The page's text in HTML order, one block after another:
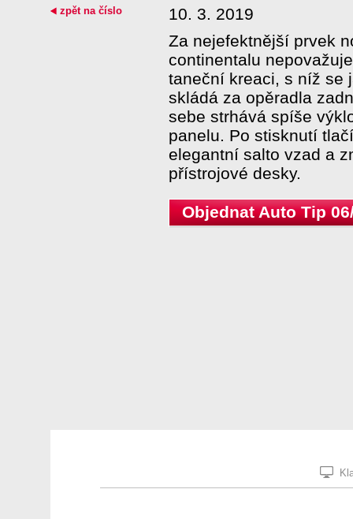
10. 3. 2019
Za nejefektnější prvek
continentalu
taneční kreaci, s níž se
skládá za opěradla
sebe strhává spíše
panelu. Po stisknutí
elegantní salto vzad a
přístrojové desky.
Objednat Auto Tip
zpět na číslo